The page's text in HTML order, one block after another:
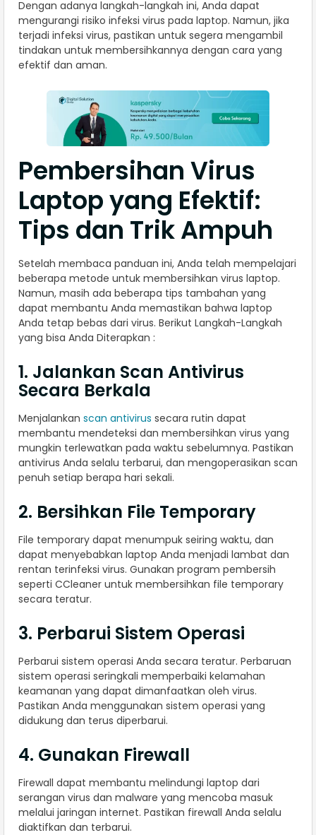
Dengan adanya langkah-langkah ini, Anda dapat
mengurangi risiko infeksi virus pada laptop. Namun, jika
terjadi infeksi virus, pastikan untuk segera mengambil
tindakan untuk membersihkannya dengan cara yang
efektif dan aman.
Pembersihan Virus
Laptop yang Efektif:
Tips dan Trik Ampuh
Setelah membaca panduan ini, Anda telah mempelajari
beberapa metode untuk membersihkan virus laptop.
Namun, masih ada beberapa tips tambahan yang
dapat membantu Anda memastikan bahwa laptop
Anda tetap bebas dari virus. Berikut Langkah-Langkah
yang bisa Anda Diterapkan :
1. Jalankan Scan Antivirus
Secara Berkala
Menjalankan scan antivirus secara rutin dapat
membantu mendeteksi dan membersihkan virus yang
mungkin terlewatkan pada waktu sebelumnya. Pastikan
antivirus Anda selalu terbarui, dan mengoperasikan scan
penuh setiap berapa hari sekali.
2. Bersihkan File Temporary
File temporary dapat menumpuk seiring waktu, dan
dapat menyebabkan laptop Anda menjadi lambat dan
rentan terinfeksi virus. Gunakan program pembersih
seperti CCleaner untuk membersihkan file temporary
secara teratur.
3. Perbarui Sistem Operasi
Perbarui sistem operasi Anda secara teratur. Perbaruan
sistem operasi seringkali memperbaiki kelamahan
keamanan yang dapat dimanfaatkan oleh virus.
Pastikan Anda menggunakan sistem operasi yang
didukung dan terus diperbarui.
4. Gunakan Firewall
Firewall dapat membantu melindungi laptop dari
serangan virus dan malware yang mencoba masuk
melalui jaringan internet. Pastikan firewall Anda selalu
diaktifkan dan terbarui.